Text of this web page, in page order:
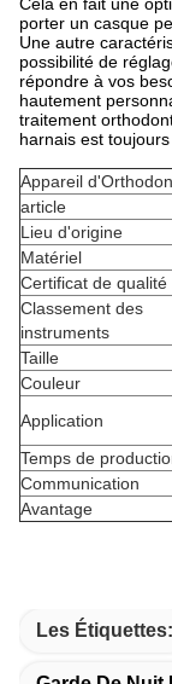
porter un casque
Une autre
possibilité de
répondre à vos
hautement
traitement
harnais est
Appareil
article
Lieu d'origine
Matériel
Certificat de qualité
Classement des
instruments
Taille
Couleur
Application
Temps de
Communication
Avantage
Les Étiquettes: